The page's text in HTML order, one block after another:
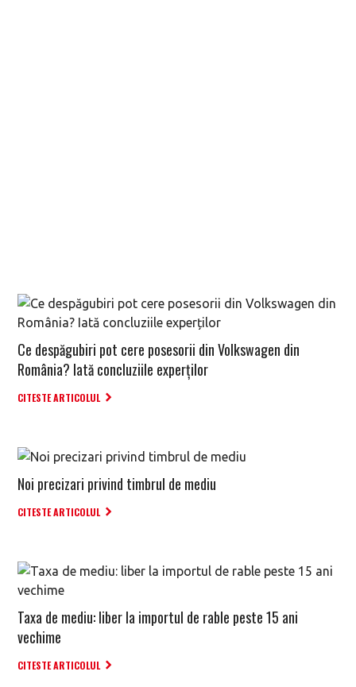
Ce despăgubiri pot cere posesorii din Volkswagen din
România? Iată concluziile experților
CITESTE ARTICOLUL
Noi precizari privind timbrul de mediu
CITESTE ARTICOLUL
Taxa de mediu: liber la importul de rable peste 15 ani
vechime
CITESTE ARTICOLUL